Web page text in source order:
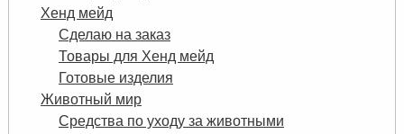
Хенд мейд
Сделаю на заказ
Товары для Хенд мейд
Готовые изделия
Животный мир
Средства по уходу за животными